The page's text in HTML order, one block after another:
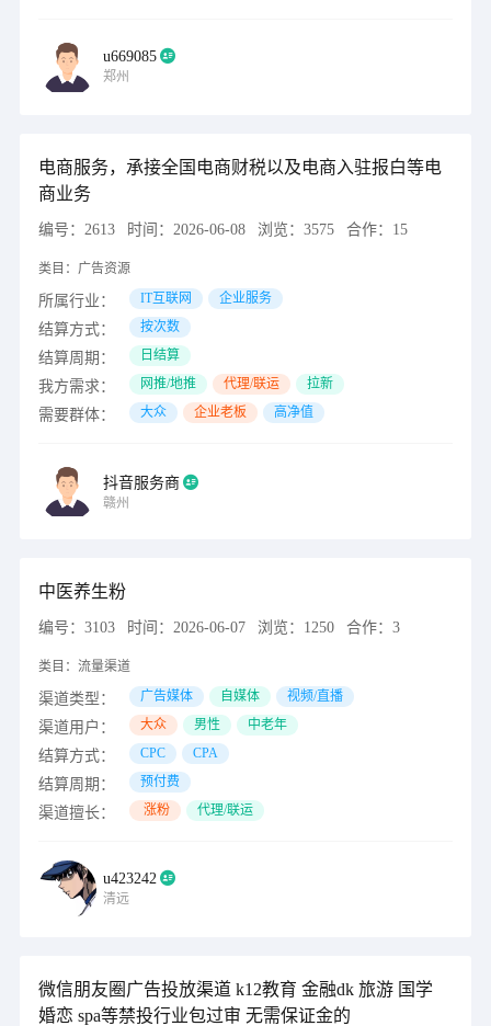
u669085
郑州
电商服务，承接全国电商财税以及电商入驻报白等电
商业务
编号： 2613 时间： 2026-06-08 浏览： 3575 合作： 15
类目： 广告资源
所属行业： IT互联网 企业服务
结算方式： 按次数
结算周期： 日结算
我方需求： 网推/地推 代理/联运 拉新
需要群体： 大众 企业老板 高净值
抖音服务商
赣州
中医养生粉
编号： 3103 时间： 2026-06-07 浏览： 1250 合作： 3
类目： 流量渠道
渠道类型： 广告媒体 自媒体 视频/直播
渠道用户： 大众 男性 中老年
结算方式： CPC CPA
结算周期： 预付费
渠道擅长： 涨粉 代理/联运
u423242
清远
微信朋友圈广告投放渠道 k12教育 金融dk 旅游 国学
婚恋 spa等禁投行业包过审 无需保证金的